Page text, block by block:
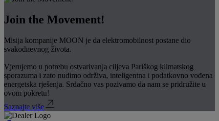
Join the Movement!
Misija kompanije MOON je da elektromobilnost postane dio
svakodnevnog života.
Vjerujemo u potrebu ostvarivanja ciljeva Pariškog klimatskog
sporazuma i zato nudimo održiva, inteligentna i podatkovno vođena
energetska rješenja. Srdačno vas pozivamo da nam se pridružite u
ovom pokretu!
Saznajte više